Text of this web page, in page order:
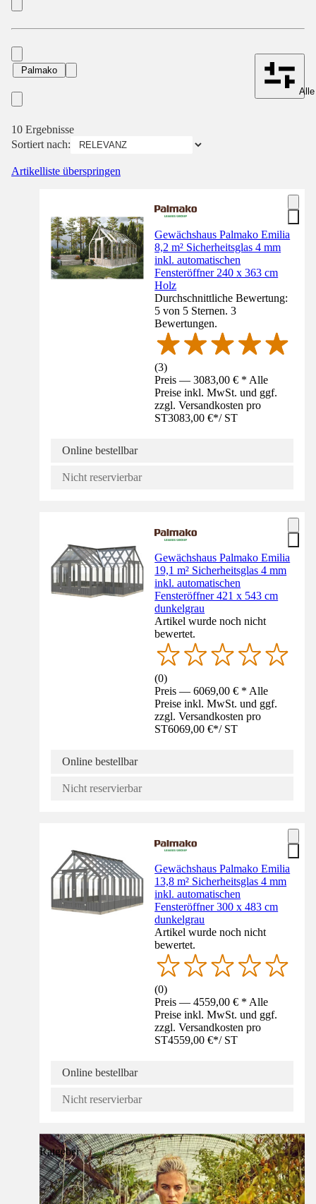
Palmako
10 Ergebnisse
Sortiert nach:
Artikelliste überspringen
Gewächshaus Palmako Emilia
8,2 m² Sicherheitsglas 4 mm
inkl. automatischen
Fensteröffner 240 x 363 cm
Holz
Durchschnittliche Bewertung:
5 von 5 Sternen. 3
Bewertungen.
(3)
Preis — 3083,00 € * Alle
Preise inkl. MwSt. und ggf.
zzgl. Versandkosten pro
ST3083,00 €*/ ST
Online bestellbar
Nicht reservierbar
Gewächshaus Palmako Emilia
19,1 m² Sicherheitsglas 4 mm
inkl. automatischen
Fensteröffner 421 x 543 cm
dunkelgrau
Artikel wurde noch nicht
bewertet.
(0)
Preis — 6069,00 € * Alle
Preise inkl. MwSt. und ggf.
zzgl. Versandkosten pro
ST6069,00 €*/ ST
Online bestellbar
Nicht reservierbar
Gewächshaus Palmako Emilia
13,8 m² Sicherheitsglas 4 mm
inkl. automatischen
Fensteröffner 300 x 483 cm
dunkelgrau
Artikel wurde noch nicht
bewertet.
(0)
Preis — 4559,00 € * Alle
Preise inkl. MwSt. und ggf.
zzgl. Versandkosten pro
ST4559,00 €*/ ST
Online bestellbar
Nicht reservierbar
Ratgeber